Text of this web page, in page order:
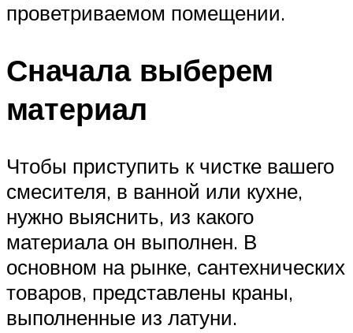
проветриваемом помещении.
Сначала выберем
материал
Чтобы приступить к чистке вашего
смесителя, в ванной или кухне,
нужно выяснить, из какого
материала он выполнен. В
основном на рынке, сантехнических
товаров, представлены краны,
выполненные из латуни.